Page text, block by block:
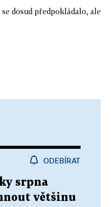
dosud předpokládalo, ale
ODEBÍRAT
srpna
většinu